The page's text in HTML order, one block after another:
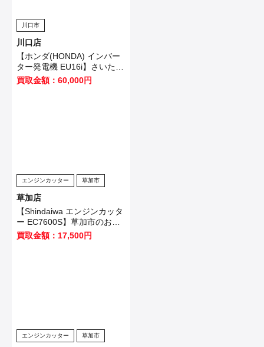
川口市
川口店
【ホンダ(HONDA) インバー
ター発電機 EU16i】さいたま
市のお客様から買取いたしま
買取金額：60,000円
エンジンカッター 草加市
草加店
【Shindaiwa エンジンカッタ
ー EC7600S】草加市のお客
様から買取いたしました！
買取金額：17,500円
エンジンカッター 草加市